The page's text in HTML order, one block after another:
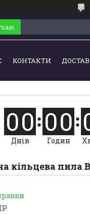
КОНТАКТИ
00
Днів
00
Годин
кільцева пила